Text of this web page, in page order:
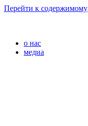
Перейти к содержимому
o нас
медиа